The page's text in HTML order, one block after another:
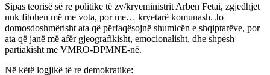
Sipas teorisë së re politike të zv/kryeministrit Arben Fetai, zgjedhjet
nuk fitohen më me vota, por me… kryetarë komunash. Jo
domosdoshmërisht ata që përfaqësojnë shumicën e shqiptarëve, por
ata që janë më afër gjeografikisht, emocionalisht, dhe shpesh
partiakisht me VMRO-DPMNE-në.
Në këtë logjikë të re demokratike: